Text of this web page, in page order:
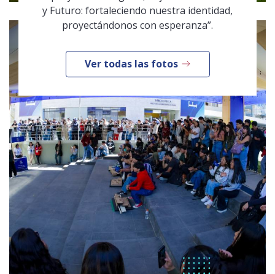
y Futuro: fortaleciendo nuestra identidad,
proyectándonos con esperanza”.
Ver todas las fotos